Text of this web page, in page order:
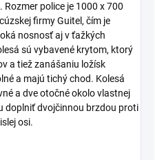
police je 1000 x 700
firmy Guitel, čím je
nosnosť aj v ťažkých
sú vybavené krytom, ktorý
a tiež zanášaniu ložísk
a majú tichý chod. Kolesá
a dve otočné okolo vlastnej
doplniť dvojčinnou brzdou proti
osi.